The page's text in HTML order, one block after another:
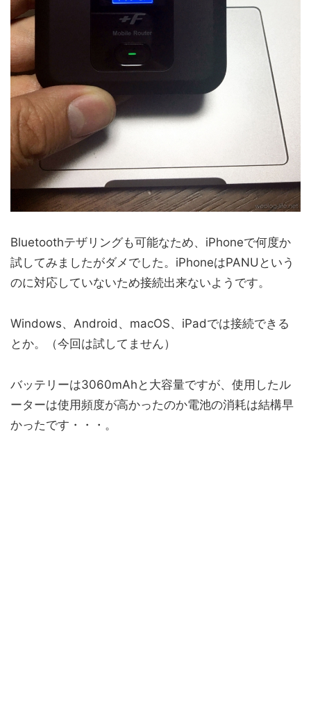
Bluetoothテザリングも可能なため、iPhoneで何度か
試してみましたがダメでした。iPhoneはPANUという
のに対応していないため接続出来ないようです。
Windows、Android、macOS、iPadでは接続できる
とか。（今回は試してません）
バッテリーは3060mAhと大容量ですが、使用したル
ーターは使用頻度が高かったのか電池の消耗は結構早
かったです・・・。